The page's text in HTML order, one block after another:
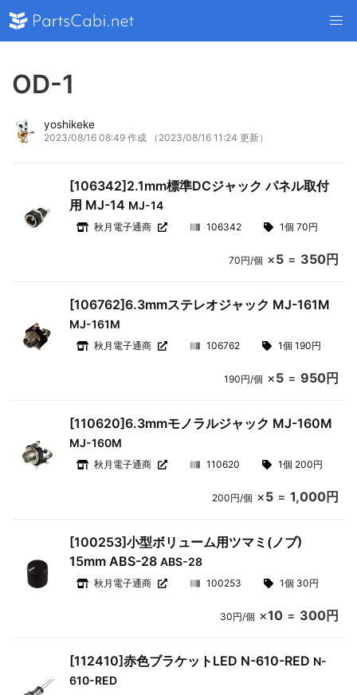
OD-1
yoshikeke
2023/08/16 08:49 作成 （2023/08/16 11:24 更新）
[106342]2.1mm標準DCジャック パネル取付
用 MJ-14 MJ-14
秋月電子通商 106342 1個 70円
70円/個 ×5= 350円
[106762]6.3mmステレオジャック MJ-161M
MJ-161M
秋月電子通商 106762 1個 190円
190円/個 ×5= 950円
[110620]6.3mmモノラルジャック MJ-160M
MJ-160M
秋月電子通商 110620 1個 200円
200円/個 ×5= 1,000円
[100253]小型ボリューム用ツマミ(ノブ)
15mm ABS-28ABS-28
秋月電子通商 100253 1個 30円
30円/個 ×10= 300円
[112410]赤色ブラケットLED N-610-RED N-
610-RED